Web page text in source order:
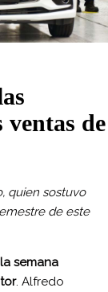
ventas de
quien sostuvo
de este
semana
. Alfredo